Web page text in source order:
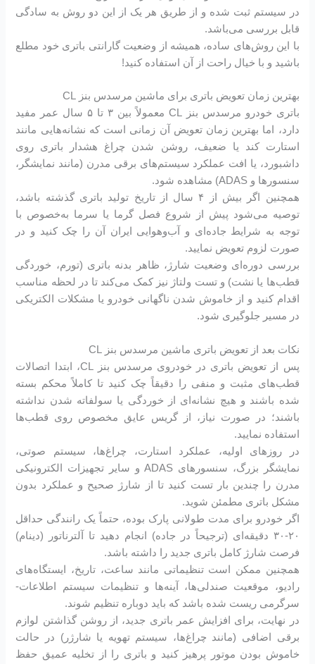
در سیستم ثبت شده و از طریق هر یک از این دو روش به سادگی
قابل بررسی می‌باشد.
با این روش‌های ساده، همیشه از وضعیت گارانتی باتری خود مطلع
باشید و با خیال راحت از آن استفاده کنید!
بهترین زمان تعویض باتری برای ماشین مرسدس بنز CL
باتری خودرو مرسدس بنز CL معمولاً بین ۳ تا ۵ سال عمر مفید
دارد، اما بهترین زمان تعویض آن زمانی است که نشانه‌هایی مانند
استارت کند یا ضعیف، روشن شدن چراغ هشدار باتری روی
داشبورد، یا افت عملکرد سیستم‌های برقی مدرن (مانند نمایشگر،
سنسورها و ADAS) مشاهده شود.
همچنین اگر بیش از ۴ سال از تاریخ تولید باتری گذشته باشد،
توصیه می‌شود پیش از شروع فصل گرما یا سرما به‌خصوص با
توجه به شرایط جاده‌ای و آب‌وهوایی ایران آن را چک کنید و در
صورت لزوم تعویض نمایید.
بررسی دوره‌ای وضعیت شارژ، ظاهر بدنه باتری (تورم، خوردگی
قطب‌ها یا نشت) و تست ولتاژ نیز کمک می‌کند تا در لحظه مناسب
اقدام کنید و از خاموش شدن ناگهانی خودرو یا مشکلات الکتریکی
در مسیر جلوگیری شود.
نکات بعد از تعویض باتری ماشین مرسدس بنز CL
پس از تعویض باتری در خودروی مرسدس بنز CL، ابتدا اتصالات
قطب‌های مثبت و منفی را دقیقاً چک کنید تا کاملاً محکم بسته
شده باشند و هیچ نشانه‌ای از خوردگی یا سولفاته شدن نداشته
باشند؛ در صورت نیاز، از گریس عایق مخصوص روی قطب‌ها
استفاده نمایید.
در روزهای اولیه، عملکرد استارت، چراغ‌ها، سیستم صوتی،
نمایشگر بزرگ، سنسورهای ADAS و سایر تجهیزات الکترونیکی
مدرن را چندین بار تست کنید تا از شارژ صحیح و عملکرد بدون
مشکل باتری مطمئن شوید.
اگر خودرو برای مدت طولانی پارک بوده، حتماً یک رانندگی حداقل
۲۰-۳۰ دقیقه‌ای (ترجیحاً در جاده) انجام دهید تا آلترناتور (دینام)
فرصت شارژ کامل باتری جدید را داشته باشد.
همچنین ممکن است تنظیماتی مانند ساعت، تاریخ، ایستگاه‌های
رادیو، موقعیت صندلی‌ها، آینه‌ها و تنظیمات سیستم اطلاعات-
سرگرمی ریست شده باشد که باید دوباره تنظیم شوند.
در نهایت، برای افزایش عمر باتری جدید، از روشن گذاشتن لوازم
برقی اضافی (مانند چراغ‌ها، سیستم تهویه یا شارژر) در حالت
خاموش بودن موتور پرهیز کنید و باتری را از تخلیه عمیق حفظ